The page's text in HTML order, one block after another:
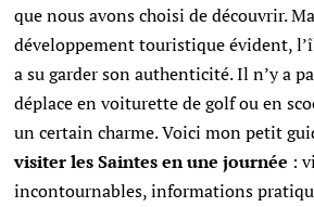
que nous avons choisi de découvrir.
développement touristique évident,
a su garder son authenticité. Il n’y a
déplace en voiturette de golf ou en
un certain charme. Voici mon petit
visiter les Saintes en une journée :
incontournables, informations